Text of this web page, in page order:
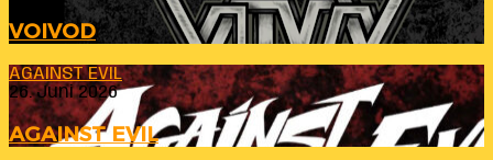
VOIVOD
AGAINST EVIL
26. Juni 2026
AGAINST EVIL